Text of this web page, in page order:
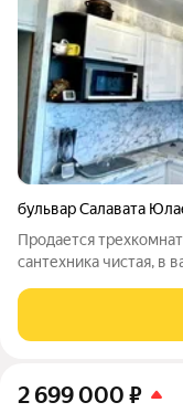
бульвар Салавата
Продается
сантехника чистая, в
доступности
площадка. Множество
2 699 000 ₽